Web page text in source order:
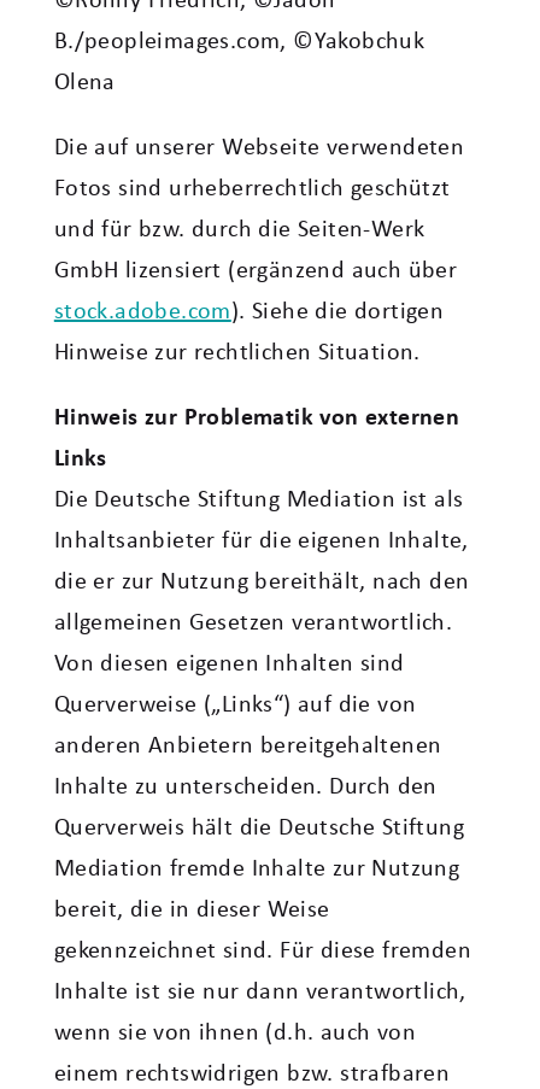
B./peopleimages.com, ©Yakobchuk
Olena
Die auf unserer Webseite verwendeten
Fotos sind urheberrechtlich geschützt
und für bzw. durch die Seiten-Werk
GmbH lizensiert (ergänzend auch über
stock.adobe.com ). Siehe die dortigen
Hinweise zur rechtlichen Situation.
Hinweis zur Problematik von externen
Links
Die Deutsche Stiftung Mediation ist als
Inhaltsanbieter für die eigenen Inhalte,
die er zur Nutzung bereithält, nach den
allgemeinen Gesetzen verantwortlich.
Von diesen eigenen Inhalten sind
Querverweise („Links“) auf die von
anderen Anbietern bereitgehaltenen
Inhalte zu unterscheiden. Durch den
Querverweis hält die Deutsche Stiftung
Mediation fremde Inhalte zur Nutzung
bereit, die in dieser Weise
gekennzeichnet sind. Für diese fremden
Inhalte ist sie nur dann verantwortlich,
wenn sie von ihnen (d.h. auch von
einem rechtswidrigen bzw. strafbaren